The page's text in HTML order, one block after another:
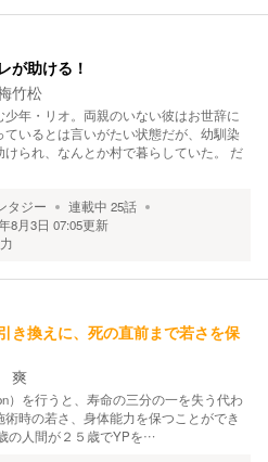
が助ける！
竹松
少年・リオ。両親のいない彼はお世辞に
ているとは言いがたい状態だが、幼馴染
られ、なんとか村で暮らしていた。 だ
タジー 連載中 25話
8月3日 07:05更新
き換えに、死の直前まで若さを保
爽
）を行うと、寿命の三分の一を失う代わ
術時の若さ、身体能力を保つことができ
の人間が２５歳でYPを…